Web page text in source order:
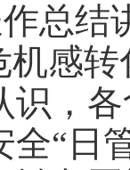
作总结
机感
识，
全“日